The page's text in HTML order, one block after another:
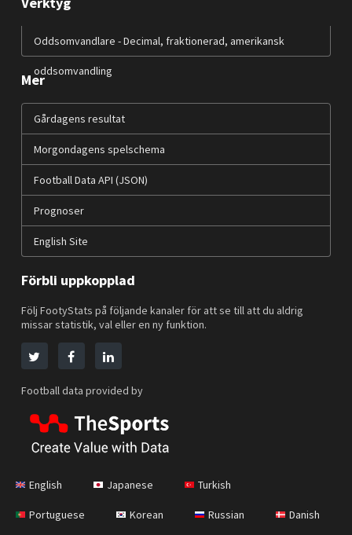
Oddsomvandlare - Decimal, fraktionerad, amerikansk
oddsomvandling
Mer
Gårdagens resultat
Morgondagens spelschema
Football Data API (JSON)
Prognoser
English Site
Förbli uppkopplad
Följ FootyStats på följande kanaler för att se till att du aldrig
missar statistik, val eller en ny funktion.
Football data provided by
English Japanese Turkish
Portuguese Korean Russian Danish